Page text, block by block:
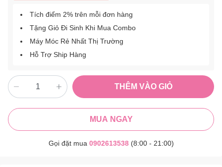
Tích điểm 2% trên mỗi đơn hàng
Tặng Giỏ Đi Sinh Khi Mua Combo
Máy Móc Rẻ Nhất Thị Trường
Hỗ Trợ Ship Hàng
THÊM VÀO GIỎ
MUA NGAY
Gọi đặt mua 0902613538(8:00 - 21:00)